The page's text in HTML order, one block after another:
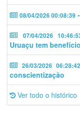
08/04/2026 00:08:39
07/04/2026
Uruaçu tem
26/03/2026 06:28:42
conscientização
Ver todo o histórico